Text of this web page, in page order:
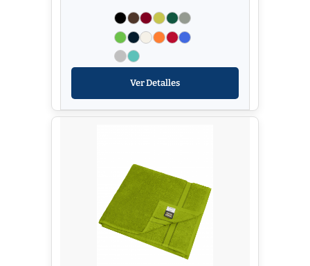
Ver Detalles